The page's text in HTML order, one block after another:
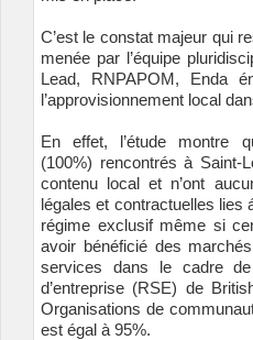
C’est le constat majeur qui
menée par l’équipe
Lead, RNPAPOM, Enda
l’approvisionnement local
En effet, l’étude montre
(100%) rencontrés à Saint-
contenu local et n’ont
légales et contractuelles lies
régime exclusif même si
avoir bénéficié des
services dans le cadre
d’entreprise (RSE) de
Organisations de
est égal à 95%.